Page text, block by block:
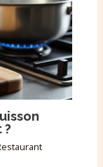
?